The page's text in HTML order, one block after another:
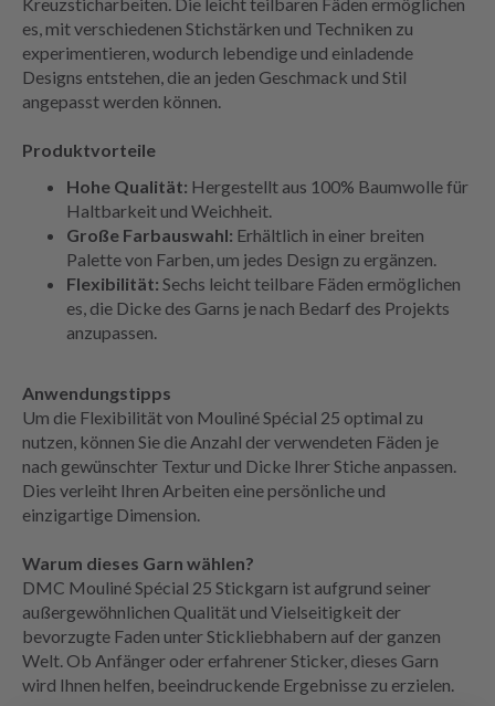
es, mit verschiedenen Stichstärken und Techniken zu
experimentieren, wodurch lebendige und einladende
Designs entstehen, die an jeden Geschmack und Stil
angepasst werden können.
Produktvorteile
Hohe Qualität: Hergestellt aus 100% Baumwolle für
Haltbarkeit und Weichheit.
Große Farbauswahl: Erhältlich in einer breiten
Palette von Farben, um jedes Design zu ergänzen.
Flexibilität: Sechs leicht teilbare Fäden ermöglichen
es, die Dicke des Garns je nach Bedarf des Projekts
anzupassen.
Anwendungstipps
Um die Flexibilität von Mouliné Spécial 25 optimal zu
nutzen, können Sie die Anzahl der verwendeten Fäden je
nach gewünschter Textur und Dicke Ihrer Stiche anpassen.
Dies verleiht Ihren Arbeiten eine persönliche und
einzigartige Dimension.
Warum dieses Garn wählen?
DMC Mouliné Spécial 25 Stickgarn ist aufgrund seiner
außergewöhnlichen Qualität und Vielseitigkeit der
bevorzugte Faden unter Stickliebhabern auf der ganzen
Welt. Ob Anfänger oder erfahrener Sticker, dieses Garn
wird Ihnen helfen, beeindruckende Ergebnisse zu erzielen.